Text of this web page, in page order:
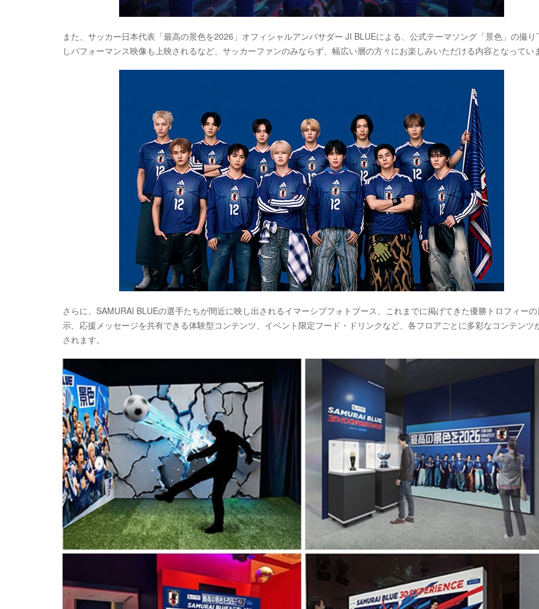
また、サッカー日本代表「最高の景色を2026」オフィシャルアンバサダー JI BLUEによる、公式テーマソング「景色」の撮り
しパフォーマンス映像も上映されるなど、サッカーファンのみならず、幅広い層の方々にお楽しみいただける内容となってい
さらに、SAMURAI BLUEの選手たちが間近に映し出されるイマーシブフォトブース、これまでに掲げてきた優勝トロフィーの
示、応援メッセージを共有できる体験型コンテンツ、イベント限定フード・ドリンクなど、各フロアごとに多彩なコンテンツ
されます。